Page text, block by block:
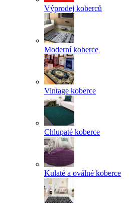
Výprodej koberců
Moderní koberce
Vintage koberce
Chlupaté koberce
Kulaté a oválné koberce